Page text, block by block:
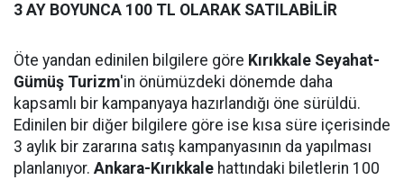
3 AY BOYUNCA 100 TL OLARAK SATILABİLİR
Öte yandan edinilen bilgilere göre Kırıkkale Seyahat-
Gümüş Turizm'in önümüzdeki dönemde daha
kapsamlı bir kampanyaya hazırlandığı öne sürüldü.
Edinilen bir diğer bilgilere göre ise kısa süre içerisinde
3 aylık bir zararına satış kampanyasının da yapılması
planlanıyor. Ankara-Kırıkkale hattındaki biletlerin 100